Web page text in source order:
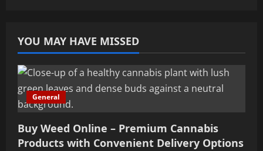
YOU MAY HAVE MISSED
General
Buy Weed Online – Premium Cannabis
Products with Convenient Delivery Options